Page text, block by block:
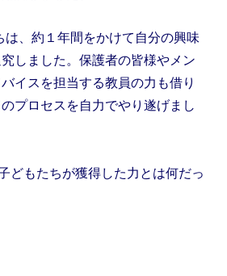
は、約１年間をかけて自分の興味
しました。保護者の皆様やメン
イスを担当する教員の力も借り
プロセスを自力でやり遂げまし
どもたちが獲得した力とは何だっ